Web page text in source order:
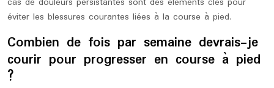
éviter les blessures courantes liées à la course à pied.
Combien de fois par semaine devrais-je
courir pour progresser en course à pied
?